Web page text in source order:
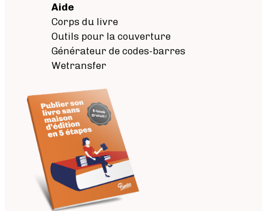
Aide
Corps du livre
Outils pour la couverture
Générateur de codes-barres
Wetransfer